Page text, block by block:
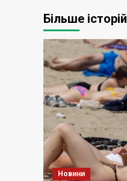
Більше історій
Новини